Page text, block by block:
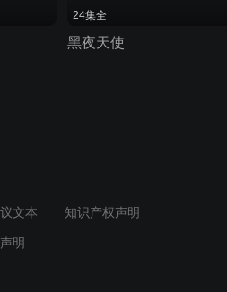
24集全
黑夜天使
文本 知识产权声明
明